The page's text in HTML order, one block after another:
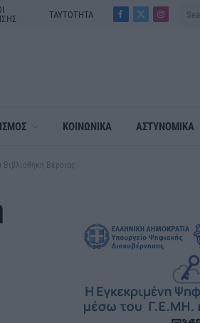
ΤΑΥΤΟΤΗΤΑ
Facebook
X
Instagram
ΚΟΙΝΩΝΙΚΑ ΑΣΤΥΝΟΜΙΚΑ
Βέροιας